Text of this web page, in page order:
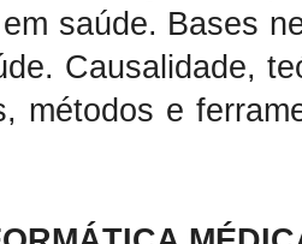
saúde. Bases
Causalidade,
métodos e